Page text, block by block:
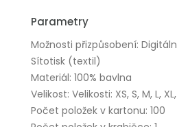
Parametry
Možnosti přizpůsobení:
Sítotisk (textil)
Materiál: 100% bavlna
Velikost: Velikosti: XS, S, M, L,
Počet položek v kartonu: 100